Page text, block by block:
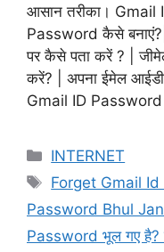
आसान तरीका। Gmail
Password कैसे
पर कैसे पता करें ? |
करें? | अपना ईमेल
Gmail ID
Categories
INTERNET
Tags
Forget Gmail
Password Bhul
Password भूल गए है?